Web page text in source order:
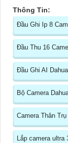
Thông Tin:
Đầu Ghi Ip 8
Đầu Thu 16
Đầu Ghi AI Dahua
Bộ Camera
Camera Thân
Lắp camera ultra